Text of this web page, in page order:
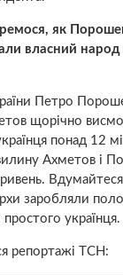
як
власний народ
Петро
щорічно
понад 12
Ахметов і
заробляли
простого українця.
репортажі ТСН: